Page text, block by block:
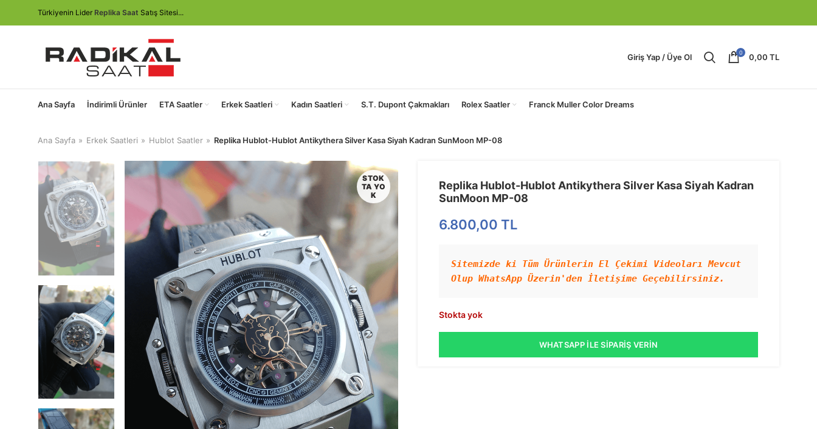
Türkiyenin Lider Replika Saat Satış Sitesi...
Giriş Yap / Üye Ol 0 0,00 TL
Ana Sayfa İndirimli Ürünler ETA Saatler Erkek Saatleri Kadın Saatleri S.T. Dupont Çakmakları Rolex Saatler Franck Muller Color Dreams
Ana Sayfa Erkek Saatleri Hublot Saatler Replika Hublot-Hublot Antikythera Silver Kasa Siyah Kadran SunMoon MP-08
STOK
TA YO
K
Replika Hublot-Hublot Antikythera Silver Kasa Siyah Kadran
SunMoon MP-08
6.800,00 TL
Sitemizde ki Tüm Ürünlerin El Çekimi Videoları Mevcut
Olup WhatsApp Üzerin'den İletişime Geçebilirsiniz.
Stokta yok
WHATSAPP İLE SIPARIŞ VERIN